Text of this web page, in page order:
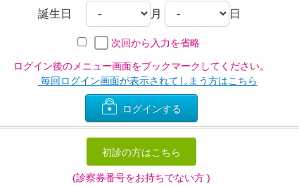
誕生日 月 日
次回から入力を省略
ログイン後のメニュー画面をブックマークしてください。
毎回ログイン画面が表示されてしまう方はこちら
ログインする
初診の方はこちら
(診察券番号をお持ちでない方 )